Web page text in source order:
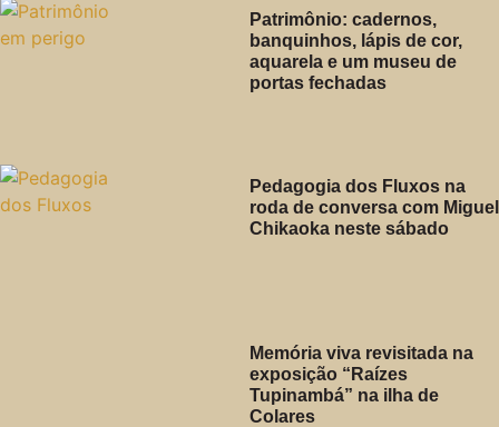
Patrimônio: cadernos,
banquinhos, lápis de cor,
aquarela e um museu de
portas fechadas
Pedagogia dos Fluxos na
roda de conversa com Miguel
Chikaoka neste sábado
Memória viva revisitada na
exposição “Raízes
Tupinambá” na ilha de
Colares